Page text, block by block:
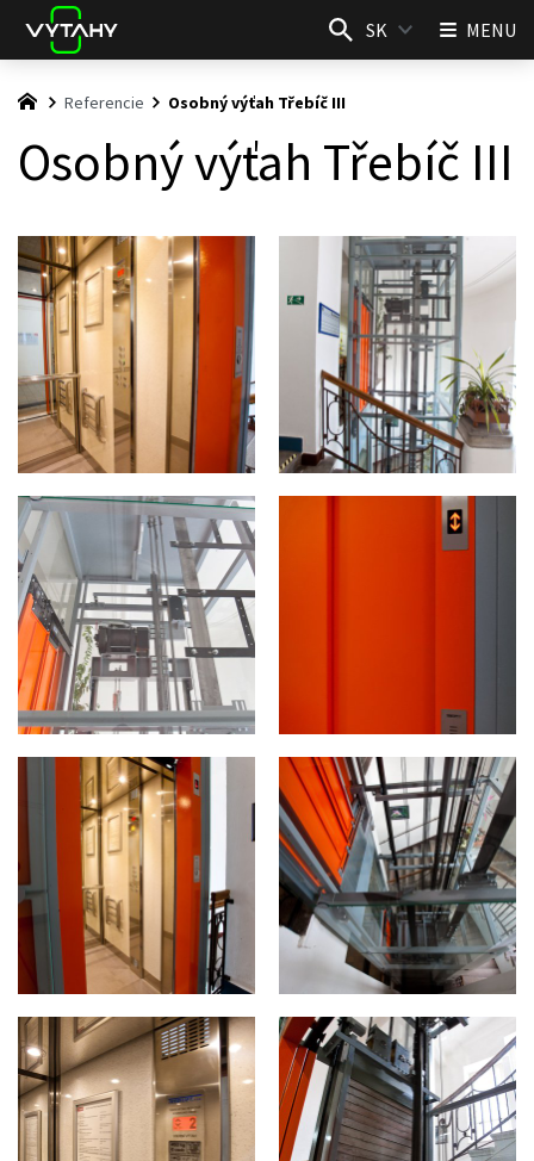
Referencie Osobný výťah Třebíč III
Osobný výťah Třebíč III
MENU
SK